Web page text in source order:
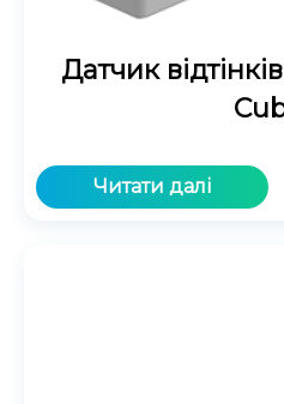
Датчик
Читати далі